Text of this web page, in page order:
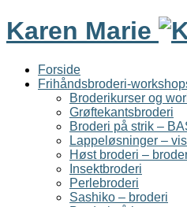
Karen Marie
Forside
Frihåndsbroderi-
Broderikurser og
Grøftekantsbroderi
Broderi på strik –
Lappeløsninger –
Høst broderi –
Insektbroderi
Perlebroderi
Sashiko – broderi